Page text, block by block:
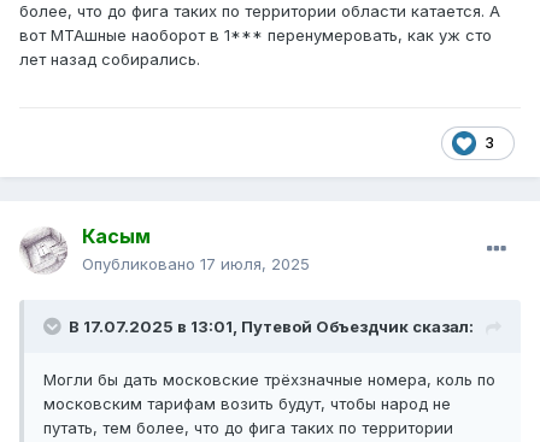
более, что до фига таких по территории области катается. А
вот МТАшные наоборот в 1*** перенумеровать, как уж сто
лет назад собирались.
3
Касым
Опубликовано 17 июля, 2025
В 17.07.2025 в 13:01, Путевой Объездчик сказал:
Могли бы дать московские трёхзначные номера, коль по
московским тарифам возить будут, чтобы народ не
путать, тем более, что до фига таких по территории